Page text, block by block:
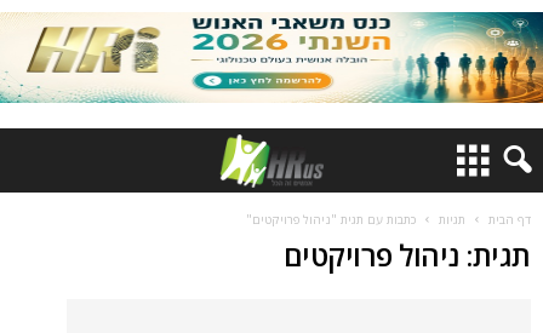
דף הבית תגיות כתבות עם תגית "ניהול פרויקטים"
תגית: ניהול פרויקטים